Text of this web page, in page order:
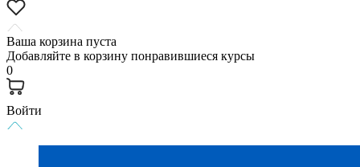
Ваша корзина пуста
Добавляйте в корзину понравившиеся курсы
0
Войти